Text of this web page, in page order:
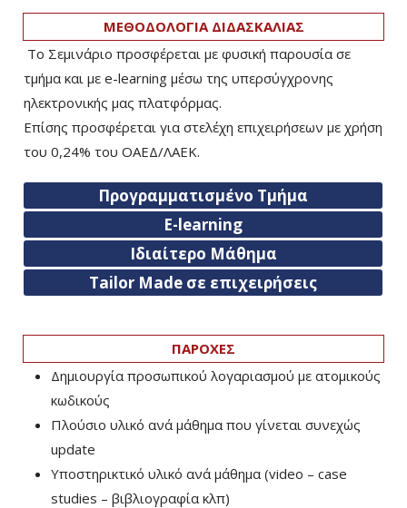
ΜΕΘΟΔΟΛΟΓΙΑ ΔΙΔΑΣΚΑΛΙΑΣ
Το Σεμινάριο προσφέρεται με φυσική παρουσία σε
τμήμα και με e-learning μέσω της υπερσύγχρονης
ηλεκτρονικής μας πλατφόρμας.
Επίσης προσφέρεται για στελέχη επιχειρήσεων με χρήση
του 0,24% του ΟΑΕΔ/ΛΑΕΚ.
Προγραμματισμένο Τμήμα
E-learning
Ιδιαίτερο Μάθημα
Tailor Made σε επιχειρήσεις
ΠΑΡΟΧΕΣ
Δημιουργία προσωπικού λογαριασμού με ατομικούς
κωδικούς
Πλούσιο υλικό ανά μάθημα που γίνεται συνεχώς
update
Υποστηρικτικό υλικό ανά μάθημα (video – case
studies – βιβλιογραφία κλπ)